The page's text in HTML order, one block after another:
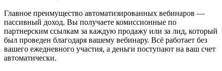
Главное преимущество автоматизированных вебинаров —
пассивный доход. Вы получаете комиссионные по
партнерским ссылкам за каждую продажу или за лид, который
был проведен благодаря вашему вебинару. Всё работает без
вашего ежедневного участия, а деньги поступают на ваш счет
автоматически.